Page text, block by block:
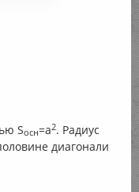
Sосн=a2. Радиус
диагонали